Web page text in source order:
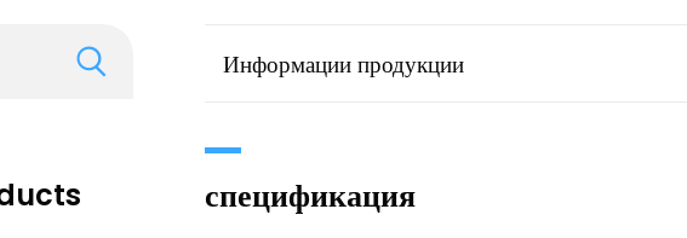
Информации продукции
спецификация